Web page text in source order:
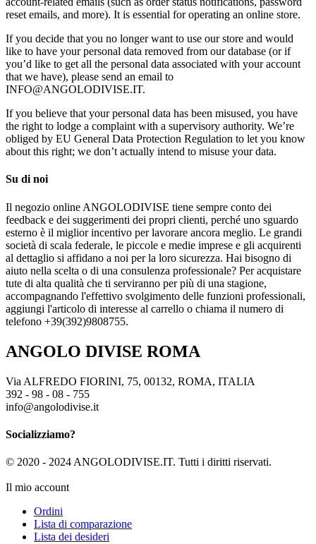
reset emails, and more). It is essential for operating an online store.
If you decide that you no longer want to use our store and would
like to have your personal data removed from our database (or if
you’d like to get all the personal data associated with your account
that we have), please send an email to
INFO@ANGOLODIVISE.IT.
If you believe that your personal data has been misused, you have
the right to lodge a complaint with a supervisory authority. We’re
obliged by EU General Data Protection Regulation to let you know
about this right; we don’t actually intend to misuse your data.
Su di noi
Il negozio online ANGOLODIVISE tiene sempre conto dei
feedback e dei suggerimenti dei propri clienti, perché uno sguardo
esterno è il miglior incentivo per lavorare ancora meglio. Le grandi
società di scala federale, le piccole e medie imprese e gli acquirenti
al dettaglio si affidano a noi per la loro sicurezza. Hai bisogno di
aiuto nella scelta o di una consulenza professionale? Per acquistare
tute di alta qualità che ti serviranno per più di una stagione,
accompagnando l'effettivo svolgimento delle funzioni professionali,
aggiungi l'articolo di interesse al carrello o chiama il numero di
telefono +39(392)9808755.
ANGOLO DIVISE ROMA
Via ALFREDO FIORINI, 75, 00132, ROMA, ITALIA
392 - 98 - 08 - 755
info@angolodivise.it
Socializziamo?
© 2020 - 2024 ANGOLODIVISE.IT. Tutti i diritti riservati.
Il mio account
Ordini
Lista di comparazione
Lista dei desideri